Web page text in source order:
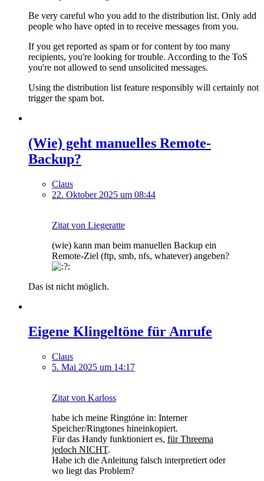
Be very careful who you add to the distribution list. Only add
people who have opted in to receive messages from you.
If you get reported as spam or for content by too many
recipients, you're looking for trouble. According to the ToS
you're not allowed to send unsolicited messages.
Using the distribution list feature responsibly will certainly not
trigger the spam bot.
(Wie) geht manuelles Remote-
Backup?
Claus
22. Oktober 2025 um 08:44
Zitat von Liegeratte
(wie) kann man beim manuellen Backup ein
Remote-Ziel (ftp, smb, nfs, whatever) angeben?
Das ist nicht möglich.
Eigene Klingeltöne für Anrufe
Claus
5. Mai 2025 um 14:17
Zitat von Karloss
habe ich meine Ringtöne in: Interner
Speicher/Ringtones hineinkopiert.
Für das Handy funktioniert es, für Threema
jedoch NICHT.
Habe ich die Anleitung falsch interpretiert oder
wo liegt das Problem?